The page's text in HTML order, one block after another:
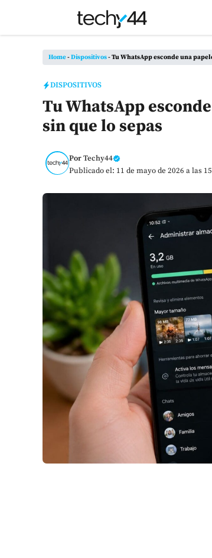
Home-Dispositivos-Tu WhatsApp esconde una
DISPOSITIVOS
Tu WhatsApp
sin que lo sepas
PorTechy44
Publicado el: 11 de mayo de 2026 a las